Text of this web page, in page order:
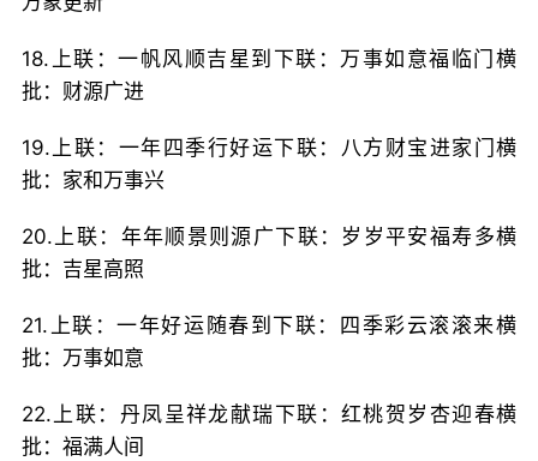
18.上联：一帆风顺吉星到下联：万事如意福临门横
批：财源广进
19.上联：一年四季行好运下联：八方财宝进家门横
批：家和万事兴
20.上联：年年顺景则源广下联：岁岁平安福寿多横
批：吉星高照
21.上联：一年好运随春到下联：四季彩云滚滚来横
批：万事如意
22.上联：丹凤呈祥龙献瑞下联：红桃贺岁杏迎春横
批：福满人间